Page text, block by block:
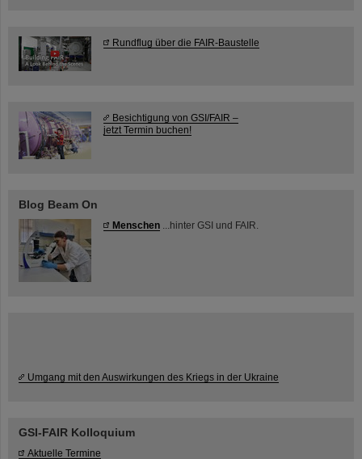
Rundflug über die FAIR-Baustelle
Besichtigung von GSI/FAIR –
jetzt Termin buchen!
Blog Beam On
Menschen ...hinter GSI und FAIR.
Umgang mit den Auswirkungen des Kriegs in der Ukraine
GSI-FAIR Kolloquium
Aktuelle Termine